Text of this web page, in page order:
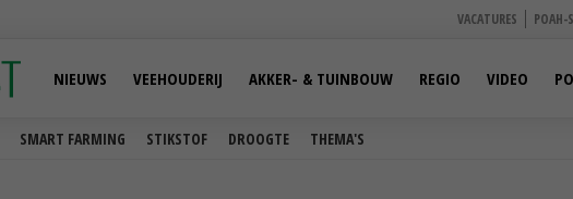
VACATURES POAH-
SMART FARMING STIKSTOF DROOGTE THEMA'S
NIEUWS VEEHOUDERIJ AKKER- & TUINBOUW REGIO VIDEO